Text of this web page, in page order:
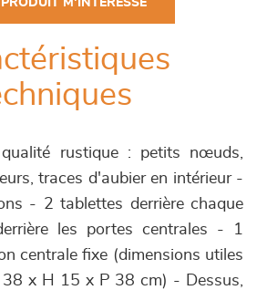
PRODUIT M'INTÉRESSE
qualité rustique : petits nœuds,
traces d'aubier en intérieur -
- 2 tablettes derrière chaque
les portes centrales - 1
centrale fixe (dimensions utiles
38 x H 15 x P 38 cm) - Dessus,